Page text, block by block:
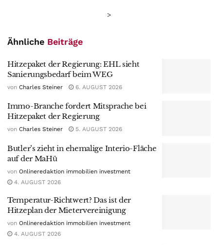
>
Ähnliche Beiträge
Hitzepaket der Regierung: EHL sieht
Sanierungsbedarf beim WEG
von Charles Steiner 6. AUGUST 2026
Immo-Branche fordert Mitsprache bei
Hitzepaket der Regierung
von Charles Steiner 5. AUGUST 2026
Butler’s zieht in ehemalige Interio-Fläche
auf der MaHü
von Onlineredaktion immobilien investment
4. AUGUST 2026
Temperatur-Richtwert? Das ist der
Hitzeplan der Mietervereinigung
von Onlineredaktion immobilien investment
4. AUGUST 2026